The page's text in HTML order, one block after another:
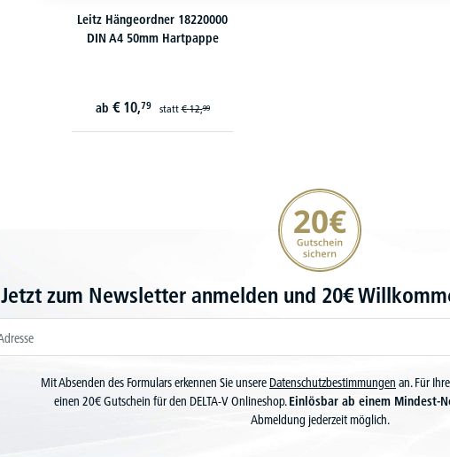
Leitz Hängeordner 18220000
DIN A4 50mm Hartpappe
ab € 10,79 statt€ 12,99
20€ Gutschein sichern
Jetzt zum Newsletter anmelden und 20€
Mit Absenden des Formulars erkennen Sie unsere Datenschutzbestimmungen an. Für
einen 20€ Gutschein für den DELTA-V Onlineshop.Einlösbar ab einem Mindest-
Abmeldung jederzeit möglich.